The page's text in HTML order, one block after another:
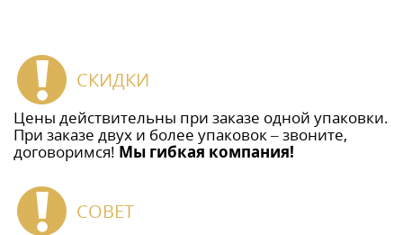
СКИДКИ
Цены действительны при заказе одной упаковки.
При заказе двух и более упаковок – звоните,
договоримся! Мы гибкая компания!
СОВЕТ